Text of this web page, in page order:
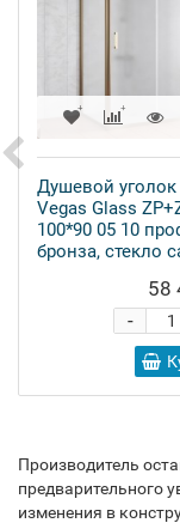
Душевой уголок
Vegas Glass
100*90 05 10
бронза, стекло
58
-
Производитель
предварительного
изменения в